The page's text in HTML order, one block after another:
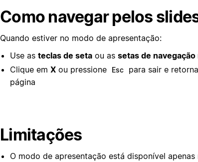
Como navegar pelos
Quando estiver no modo de apresentação:
Use as teclas de seta ou as setas de navegação
Clique em X ou pressione Esc
para sair e
página
Limitações
O modo de apresentação está disponível